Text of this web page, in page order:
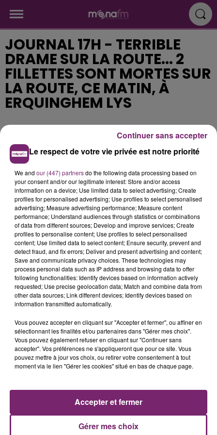
JOURNAL 17H - TERRIBLE
DRAME SUR LA ROUTE... 2
FILLETTES SONT MORTES SUR
LA ROUTE, CE MATIN, À
ERQUINGHEM LYS
Publié : 14 septembre 2017 à 16h40
ACTUS RADIO
PODCASTS
JEUX
PHOTOS PUBLICITÉ
Le respect de votre vie privée est notre priorité
We and our (447) partnersdo the following data processing based on
your consent and/or our legitimate interest: Store and/or access
information on a device; Use limited data to select advertising; Create
profiles for personalised advertising; Use profiles to select personalised
advertising; Measure advertising performance; Measure content
performance; Understand audiences through statistics or combinations
of data from different sources; Develop and improve services; Create
profiles to personalise content; Use profiles to select personalised
content; Use limited data to select content; Ensure security, prevent and
detect fraud, and fix errors; Deliver and present advertising and content;
Save and communicate privacy choices. These technologies may
process personal data such as IP address and browsing data to offer
following functionalities: Identify devices based on information actively
requested; Use precise geolocation data; Match and combine data from
other data sources; Link different devices; Identify devices based on
information transmitted automatically.
Vous pouvez accepter en cliquant sur "Accepter et fermer", ou affiner en
sélectionnant les finalités et/ou partenaires dans "Gérer mes choix".
Vous pouvez également refuser en cliquant sur "Continuer sans
accepter". Vos préférences ne s'appliqueront que pour ce site. Vous
pouvez mettre à jour vos choix, ou retirer votre consentement à tout
moment via le lien "Gérer les cookies" situé en bas de chaque page.
Gérer mes choix
Accepter et fermer
Continuer sans accepter